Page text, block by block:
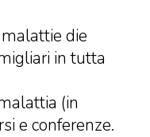
die
in tutta
(in
e conferenze.